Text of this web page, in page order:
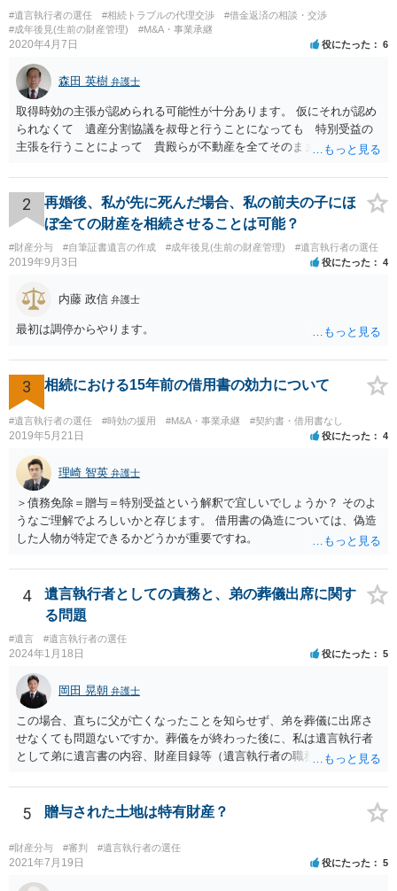
#遺言執行者の選任 #相続トラブルの代理交渉
#借金返済の相談・交渉
#成年後見(生前の財産管理)
#M&A・事業承継
2020年4月7日 役にたった 6
森田 英樹 弁護士
取得時効の主張が認められる可能性が十分あります。 仮にそれが認め
られなくて 遺産分割協議を叔母と行うことになっても 特別受益の
主張を行うことによって 貴殿らが不動産を全てそのまま取得できる
2
再婚後、私が先に死んだ場合、私の前夫の子にほ
ぼ全ての財産を相続させることは可能？
#財産分与 #自筆証書遺言の作成 #成年後見(生前の財産管理) #遺言執行者の選任
2019年9月3日 役にたった 4
内藤 政信 弁護士
最初は調停からやります。
3 相続における15年前の借用書の効力について
#遺言執行者の選任 #時効の援用 #M&A・事業承継 #契約書・借用書なし
2019年5月21日 役にたった 4
理崎 智英 弁護士
＞債務免除＝贈与＝特別受益という解釈で宜しいでしょうか？ そのよ
うなご理解でよろしいかと存じます。 借用書の偽造については、偽造
した人物が特定できるかどうかが重要ですね。
4
遺言執行者としての責務と、弟の葬儀出席に関す
る問題
#遺言 #遺言執行者の選任
2024年1月18日 役にたった 5
岡田 晃朝 弁護士
この場合、直ちに父が亡くなったことを知らせず、弟を葬儀に出席さ
せなくても問題ないですか。葬儀をが終わった後に、私は遺言執行者
として弟に遺言書の内容、財産目録等（遺言執行者の職務）を知らせ
るかは喪主の自由です。 呼ばなくてもかまいません。 そもそも、そう
いう法律関係にありません。 遺言の内容と遺産の総額の通知、公正証
で、対応しましょう。 そのあとは遺留分の請求などがあればそれへの
対応となるでしょう。
5 贈与された土地は特有財産？
#財産分与 #審判 #遺言執行者の選任
2021年7月19日 役にたった 5